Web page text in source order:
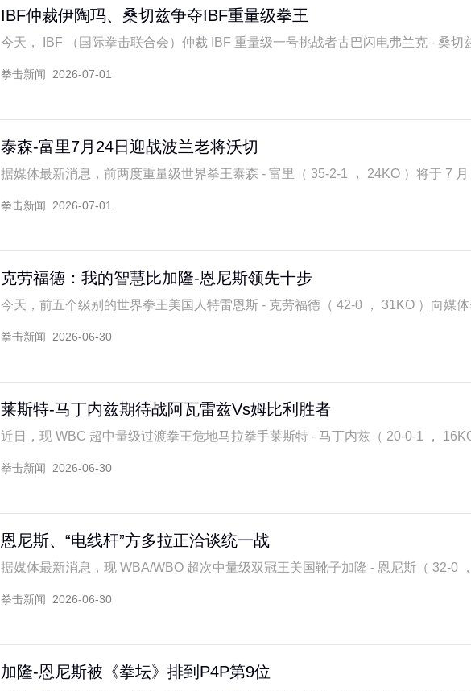
IBF仲裁伊陶玛、桑切兹争夺IBF重量级拳王
今天， IBF （国际拳击联合会）仲裁 IBF 重量级一号挑战者古巴闪电弗兰克 - 桑切
拳击新闻 2026-07-01
泰森-富里7月24日迎战波兰老将沃切
据媒体最新消息，前两度重量级世界拳王泰森 - 富里（ 35-2-1 ， 24KO ）将于 7 月
拳击新闻 2026-07-01
克劳福德：我的智慧比加隆-恩尼斯领先十步
今天，前五个级别的世界拳王美国人特雷恩斯 - 克劳福德（ 42-0 ， 31KO ）向媒体
拳击新闻 2026-06-30
莱斯特-马丁内兹期待战阿瓦雷兹Vs姆比利胜者
近日，现 WBC 超中量级过渡拳王危地马拉拳手莱斯特 - 马丁内兹（ 20-0-1 ，
拳击新闻 2026-06-30
恩尼斯、“电线杆”方多拉正洽谈统一战
据媒体最新消息，现 WBA/WBO 超次中量级双冠王美国靴子加隆 - 恩尼斯（ 32-0
拳击新闻 2026-06-30
加隆-恩尼斯被《拳坛》排到P4P第9位